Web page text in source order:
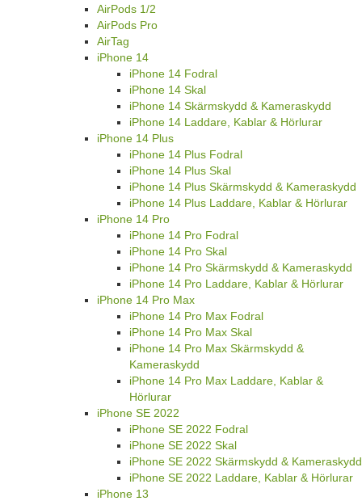
AirPods 1/2
AirPods Pro
AirTag
iPhone 14
iPhone 14 Fodral
iPhone 14 Skal
iPhone 14 Skärmskydd & Kameraskydd
iPhone 14 Laddare, Kablar & Hörlurar
iPhone 14 Plus
iPhone 14 Plus Fodral
iPhone 14 Plus Skal
iPhone 14 Plus Skärmskydd & Kameraskydd
iPhone 14 Plus Laddare, Kablar & Hörlurar
iPhone 14 Pro
iPhone 14 Pro Fodral
iPhone 14 Pro Skal
iPhone 14 Pro Skärmskydd & Kameraskydd
iPhone 14 Pro Laddare, Kablar & Hörlurar
iPhone 14 Pro Max
iPhone 14 Pro Max Fodral
iPhone 14 Pro Max Skal
iPhone 14 Pro Max Skärmskydd &
Kameraskydd
iPhone 14 Pro Max Laddare, Kablar &
Hörlurar
iPhone SE 2022
iPhone SE 2022 Fodral
iPhone SE 2022 Skal
iPhone SE 2022 Skärmskydd & Kameraskydd
iPhone SE 2022 Laddare, Kablar & Hörlurar
iPhone 13